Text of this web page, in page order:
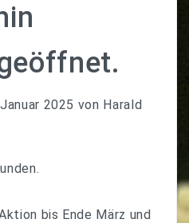
EINEN TERMIN VEREINBAREN
2025 von Harald
bis Ende März und